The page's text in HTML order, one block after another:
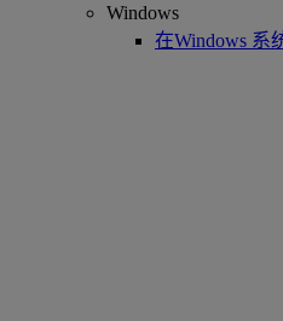
Windows
在Windows 系